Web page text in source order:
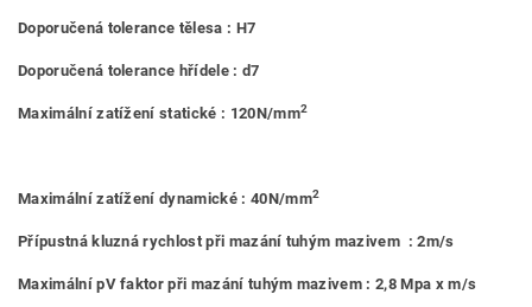
Doporučená tolerance tělesa : H7
Doporučená tolerance hřídele : d7
Maximální zatížení statické : 120N/mm2
Maximální zatížení dynamické : 40N/mm2
Přípustná kluzná rychlost při mazání tuhým mazivem : 2m/s
Maximální pV faktor při mazání tuhým mazivem : 2,8 Mpa x m/s